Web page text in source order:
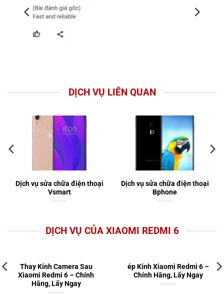
DỊCH VỤ LIÊN QUAN
Dịch vụ sửa chữa điện thoại
Vsmart
Dịch vụ sửa chữa điện thoại
Bphone
DỊCH VỤ CỦA XIAOMI REDMI 6
Thay Kính Camera Sau
Xiaomi Redmi 6 – Chính
Hãng, Lấy Ngay
ép Kính Xiaomi Redmi 6 –
Chính Hãng, Lấy Ngay